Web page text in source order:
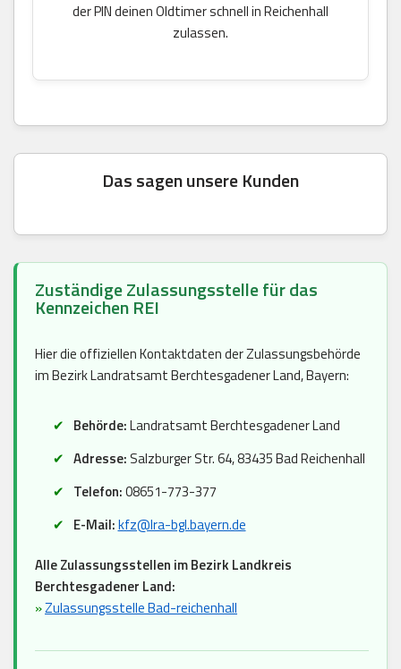
der PIN deinen Oldtimer schnell in Reichenhall
zulassen.
Das sagen unsere Kunden
Zuständige Zulassungsstelle für das
Kennzeichen REI
Hier die offiziellen Kontaktdaten der Zulassungsbehörde
im Bezirk Landratsamt Berchtesgadener Land, Bayern:
Behörde:Landratsamt Berchtesgadener Land
Adresse: Salzburger Str. 64, 83435 Bad Reichenhall
Telefon:08651-773-377
E-Mail:kfz@lra-bgl.bayern.de
Alle Zulassungsstellen im Bezirk Landkreis
Berchtesgadener Land:
»Zulassungsstelle Bad-reichenhall